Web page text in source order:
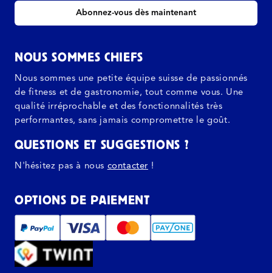
Abonnez-vous dès maintenant
NOUS SOMMES CHIEFS
Nous sommes une petite équipe suisse de passionnés
de fitness et de gastronomie, tout comme vous. Une
qualité irréprochable et des fonctionnalités très
performantes, sans jamais compromettre le goût.
QUESTIONS ET SUGGESTIONS ?
N'hésitez pas à nous contacter !
OPTIONS DE PAIEMENT